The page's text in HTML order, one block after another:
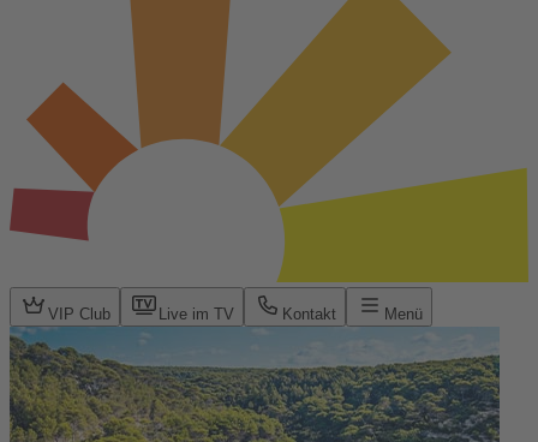
VIP Club Live im TV Kontakt Menü